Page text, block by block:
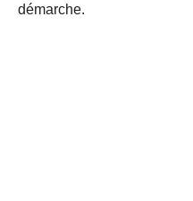
démarche.